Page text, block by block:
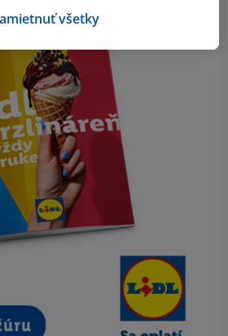
všetky